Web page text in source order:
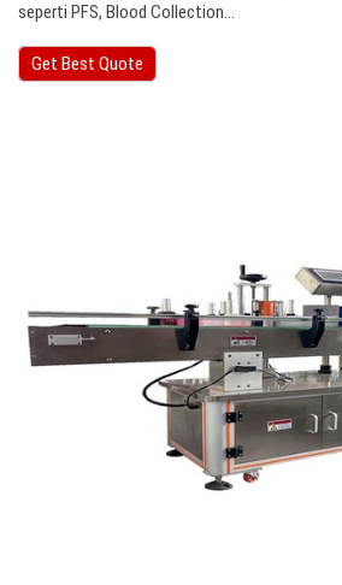
seperti PFS, Blood Collection…
Get Best Quote